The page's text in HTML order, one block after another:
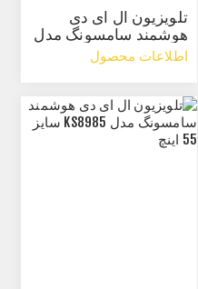
تلویزیون ال ای دی
هوشمند سامسونگ مدل
K6965 سایز 49 اینچ
اطلاعات محصول